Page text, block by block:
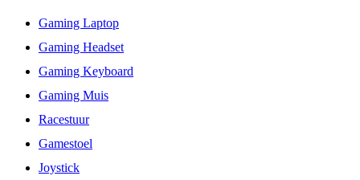
Gaming Laptop
Gaming Headset
Gaming Keyboard
Gaming Muis
Racestuur
Gamestoel
Joystick